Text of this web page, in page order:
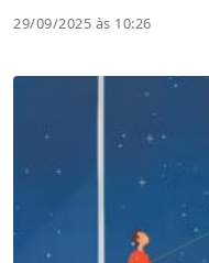
29/09/2025 às 10:26